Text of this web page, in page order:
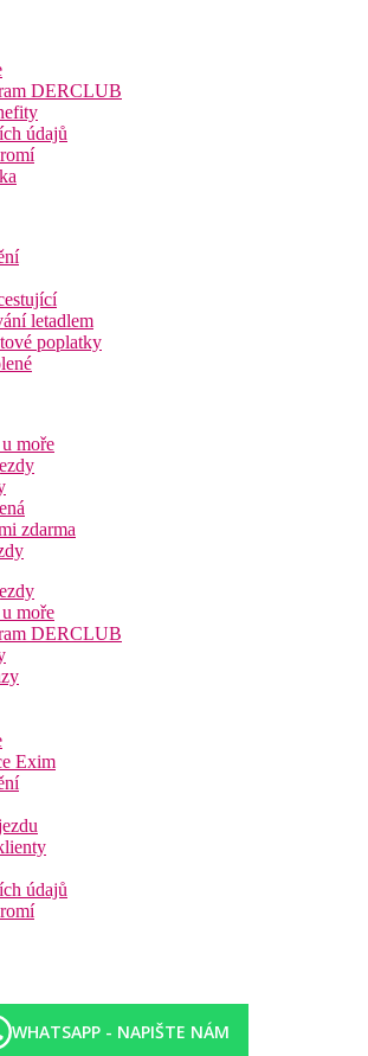
DERCLUB
údajů
letadlem
poplatky
moře
zdarma
moře
DERCLUB
Exim
údajů
WHATSAPP - NAPIŠTE NÁM